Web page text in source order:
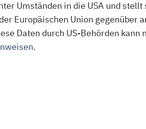
Umständen in die USA und
Europäischen Union gegenüber
Daten durch US-Behörden
.